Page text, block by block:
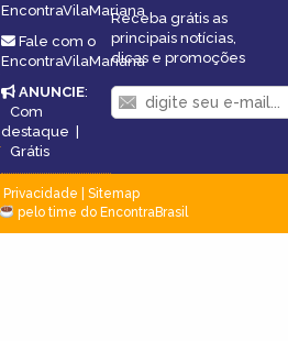
EncontraVilaMariana
Fale com o
EncontraVilaMariana
ANUNCIE:
Com
destaque |
Grátis
Receba grátis as
principais notícias,
dicas e promoções
Privacidade
Sitemap
pelo time do EncontraBrasil